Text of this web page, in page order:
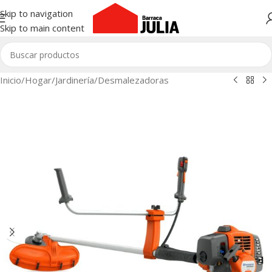
Skip to navigation
Skip to main content
Inicio/Hogar/Jardinería/Desmalezadoras